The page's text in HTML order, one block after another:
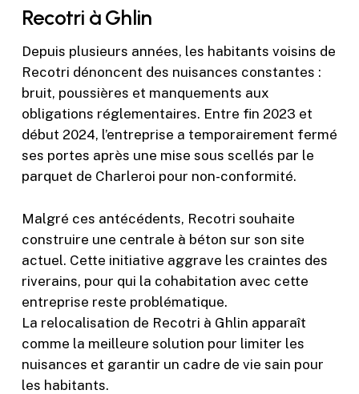
Recotri à Ghlin
Depuis plusieurs années, les habitants voisins de
Recotri dénoncent des nuisances constantes :
bruit, poussières et manquements aux
obligations réglementaires. Entre fin 2023 et
début 2024, l’entreprise a temporairement fermé
ses portes après une mise sous scellés par le
parquet de Charleroi pour non-conformité.
Malgré ces antécédents, Recotri souhaite
construire une centrale à béton sur son site
actuel. Cette initiative aggrave les craintes des
riverains, pour qui la cohabitation avec cette
entreprise reste problématique.
La relocalisation de Recotri à Ghlin apparaît
comme la meilleure solution pour limiter les
nuisances et garantir un cadre de vie sain pour
les habitants.